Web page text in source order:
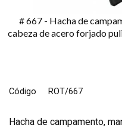
# 667 - Hacha de
cabeza de acero forjado
Código ROT/667
Hacha de campamento,